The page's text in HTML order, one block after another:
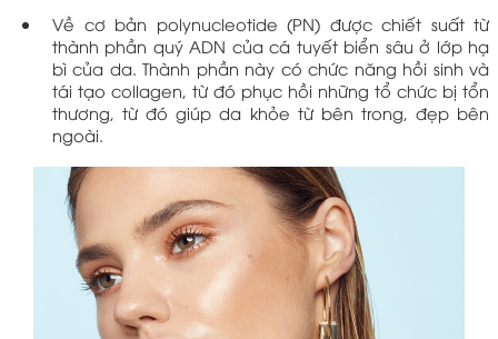
Về cơ bản polynucleotide (PN) được chiết suất từ
thành phần quý ADN của cá tuyết biển sâu ở lớp hạ
bì của da. Thành phần này có chức năng hồi sinh và
tái tạo collagen, từ đó phục hồi những tổ chức bị tổn
thương, từ đó giúp da khỏe từ bên trong, đẹp bên
ngoài.